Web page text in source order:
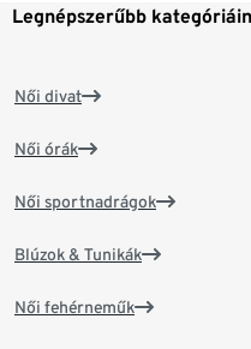
Legnépszerűbb
Női divat
Női órák
Női sportnadrágok
Blúzok & Tunikák
Női fehérneműk